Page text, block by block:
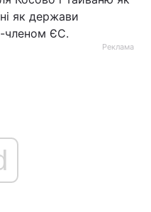
як держави
членом ЄС.
Реклама